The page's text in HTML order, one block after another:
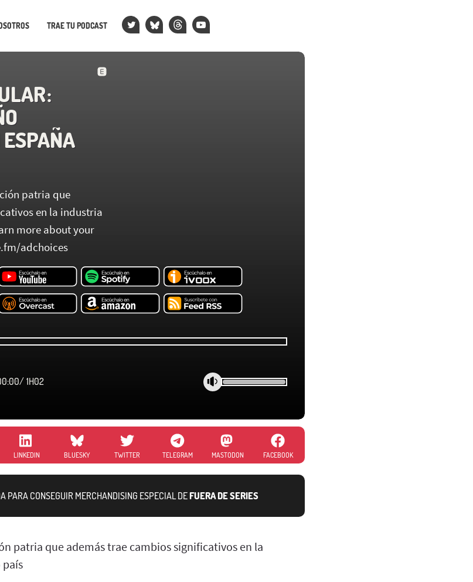
TRAE TU PODCAST
:
patria que
en la industria
more about your
adchoices
/ 1H02
LINKEDIN BLUESKY TWITTER TELEGRAM MASTODON FACEBOOK
PARA CONSEGUIR MERCHANDISING ESPECIAL DEFUERA DE SERIES
patria que además trae cambios significativos en la